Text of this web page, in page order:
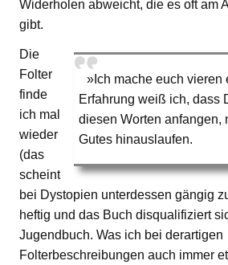
Widerholen abweicht, die es oft am
gibt.
»Ich mache euch vieren
Erfahrung weiß ich, dass
diesen Worten anfangen,
Gutes hinauslaufen.
Die
Folter
finde
ich mal
wieder
(das
scheint
bei Dystopien unterdessen gängig
heftig und das Buch disqualifiziert
Jugendbuch. Was ich bei derartigen
Folterbeschreibungen auch immer